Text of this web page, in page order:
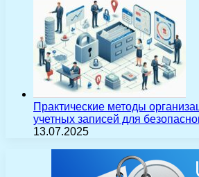
Практические методы
учетных записей для
13.07.2025